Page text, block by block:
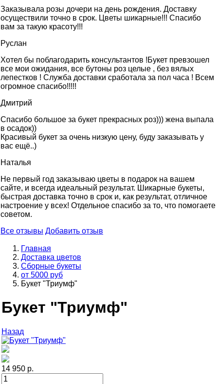
Заказывала розы дочери на день рождения. Доставку
осуществили точно в срок. Цветы шикарные!!! Спасибо
вам за такую красоту!!!
Руслан
Хотел бы поблагодарить консультантов !Букет превзошел
все мои ожидания, все бутоны роз целые , без вялых
лепестков ! Служба доставки сработала за пол часа ! Всем
огромное спасибо!!!!!
Дмитрий
Спасибо большое за букет прекрасных роз))) жена выпала
в осадок))
Красивый букет за очень низкую цену, буду заказывать у
вас ещё..)
Наталья
Не первый год заказываю цветы в подарок на вашем
сайте, и всегда идеальный результат. Шикарные букеты,
быстрая доставка точно в срок и, как результат, отличное
настроение у всех! Отдельное спасибо за то, что помогаете
советом.
Все отзывы Добавить отзыв
Главная
Доставка цветов
Сборные букеты
от 5000 руб
Букет "Триумф"
Букет "Триумф"
Назад
14 950 р.